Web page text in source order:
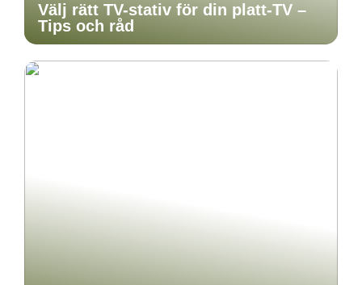
Välj rätt TV-stativ för din platt-TV –
Tips och råd